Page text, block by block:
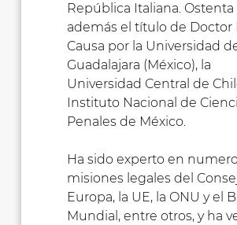
República Italiana. Ostenta
además el título de Doctor
Causa por la Universidad
Guadalajara (México), la
Universidad Central de
Instituto Nacional de
Penales de México.
Ha sido experto en
misiones legales del
Europa, la UE, la ONU y el
Mundial, entre otros, y ha